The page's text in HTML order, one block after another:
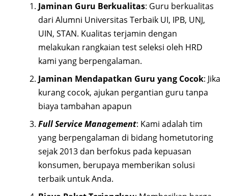
Jaminan Guru Berkualitas: Guru berkualitas
dari Alumni Universitas Terbaik UI, IPB, UNJ,
UIN, STAN. Kualitas terjamin dengan
melakukan rangkaian test seleksi oleh HRD
kami yang berpengalaman.
Jaminan Mendapatkan Guru yang Cocok: Jika
kurang cocok, ajukan pergantian guru tanpa
biaya tambahan apapun
Full Service Management: Kami adalah tim
yang berpengalaman di bidang hometutoring
sejak 2013 dan berfokus pada kepuasan
konsumen, berupaya memberikan solusi
terbaik untuk Anda.